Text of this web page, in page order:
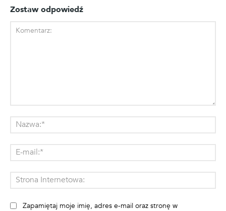
Zostaw odpowiedź
Zapamiętaj moje imię, adres e-mail oraz stronę w